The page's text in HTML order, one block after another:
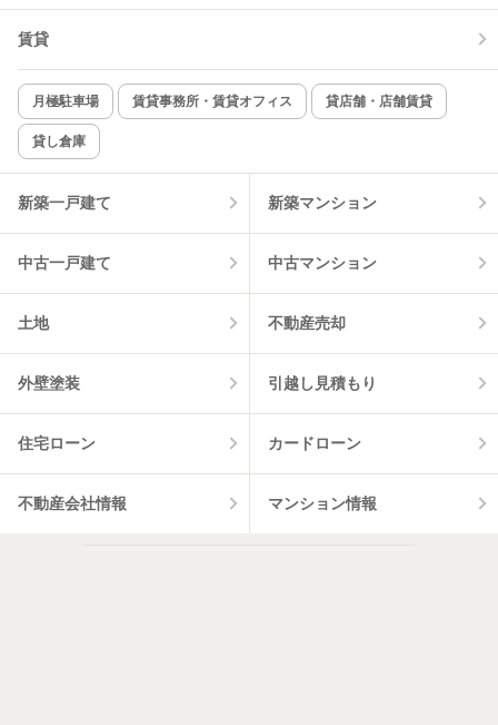
新着のみ インターネット無料
該当件数:
6
賃貸
月極駐車場 賃貸事務所・賃貸オフィス 貸店舗・店舗賃貸
貸し倉庫
新築一戸建て 新築マンション
中古一戸建て 中古マンション
土地 不動産売却
外壁塗装 引越し見積もり
住宅ローン カードローン
不動産会社情報 マンション情報